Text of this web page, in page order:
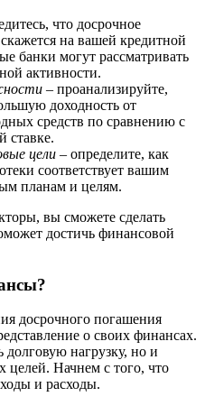
что досрочное
на вашей кредитной
банки могут рассматривать
активности.
– проанализируйте,
доходность от
средств по сравнению с
ставке.
цели – определите, как
соответствует вашим
планам и целям.
вы сможете сделать
достичь финансовой
досрочного погашения
о своих финансах.
нагрузку, но и
целей. Начнем с того, что
и расходы.